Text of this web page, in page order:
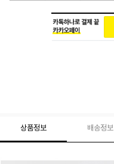
상품정보 배송정보